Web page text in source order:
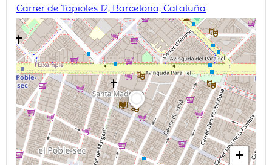
Carrer de Tapioles 12, Barcelona, Cataluña
+